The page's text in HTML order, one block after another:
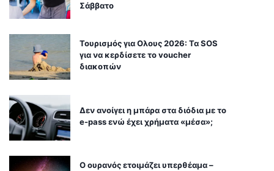
Σάββατο
Τουρισμός για Ολους 2026: Τα SOS
για να κερδίσετε το voucher
διακοπών
Δεν ανοίγει η μπάρα στα διόδια με το
e-pass ενώ έχει χρήματα «μέσα»;
Ο ουρανός ετοιμάζει υπερθέαμα –